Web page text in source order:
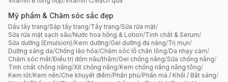
Mỹ phẩm & Chăm sóc sắc đẹp
Dầu tẩy trang/Sáp tẩy trang/Tẩy trang/Sữa rửa mặt/
Sữa rửa mặt sạch sâu/Nước hoa hồng & Lotion/Tinh chất & Serum/
Sữa dưỡng (Emulsion)/Kem dưỡng/Gel dưỡng đa năng/Trị mụn/
Dưỡng sáng da/Chống lão hóa/Chăm sóc lỗ chân lông/Da nhạy cảm/
Chăm sóc mắt/Điều trị đốm nâu/thâm/Gel chống nắng/Sữa chống nắng/
Tinh chất chống nắng/Xịt chống nắng/Kem chống nắng nâng tông/
Kem lót/Kem nền/Che khuyết điểm/Phấn phủ/Phấn má / Khối / Bắt sáng/